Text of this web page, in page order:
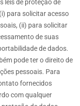
leis de proteção de
para solicitar acesso
(ii) para solicitar
de suas
de dados.
pode ter o direito de
pessoais. Para
fornecidos
com qualquer